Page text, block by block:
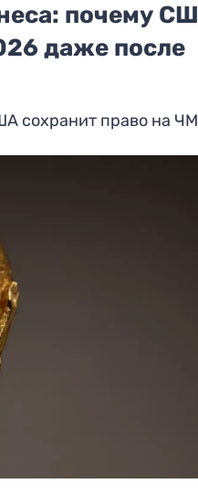
почему
даже после
сохранит право на